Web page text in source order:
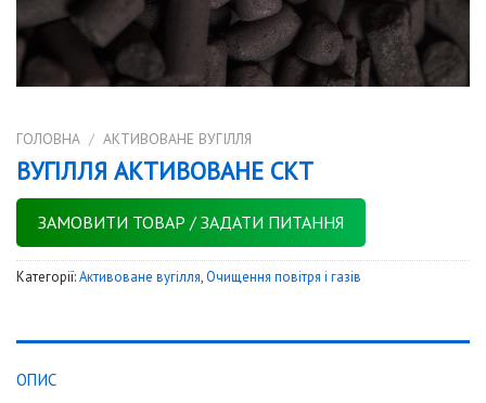
ГОЛОВНА / АКТИВОВАНЕ ВУГІЛЛЯ
ВУГІЛЛЯ АКТИВОВАНЕ СКТ
ЗАМОВИТИ ТОВАР / ЗАДАТИ ПИТАННЯ
Категорії:Активоване вугілля,Очищення повітря і газів
ОПИС